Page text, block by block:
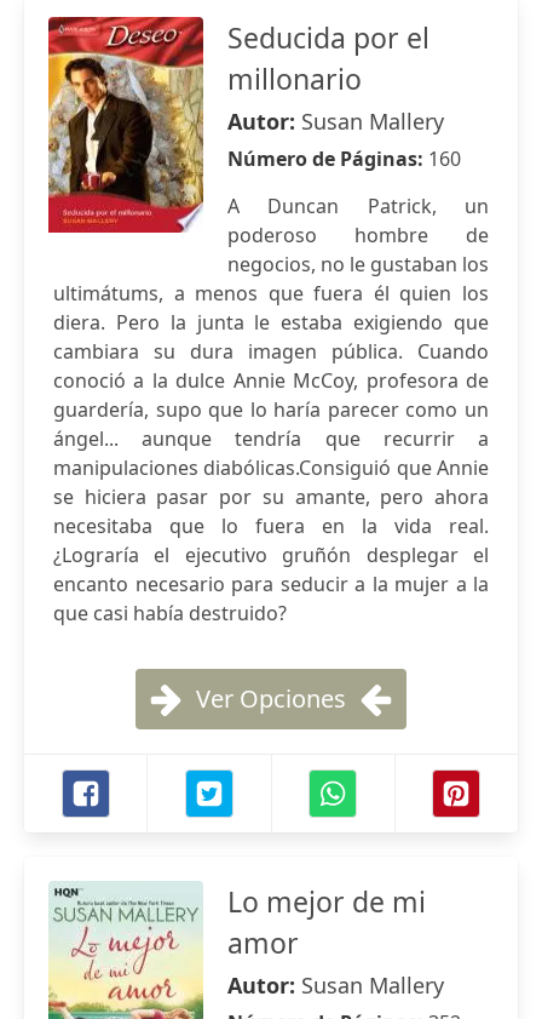
Seducida por el
millonario
Autor: Susan Mallery
Número de Páginas: 160
A Duncan Patrick, un
poderoso hombre de
negocios, no le gustaban los
ultimátums, a menos que fuera él quien los
diera. Pero la junta le estaba exigiendo que
cambiara su dura imagen pública. Cuando
conoció a la dulce Annie McCoy, profesora de
guardería, supo que lo haría parecer como un
ángel... aunque tendría que recurrir a
manipulaciones diabólicas.Consiguió que Annie
se hiciera pasar por su amante, pero ahora
necesitaba que lo fuera en la vida real.
¿Lograría el ejecutivo gruñón desplegar el
encanto necesario para seducir a la mujer a la
que casi había destruido?
Ver Opciones
Lo mejor de mi
amor
Autor: Susan Mallery